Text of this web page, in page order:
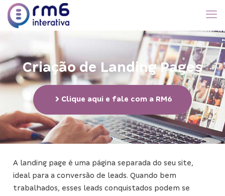
Criação de Landing Pages
Clique aqui e fale com a RM6
A landing page é uma página separada do seu site,
ideal para a conversão de leads. Quando bem
trabalhados, esses leads conquistados podem se